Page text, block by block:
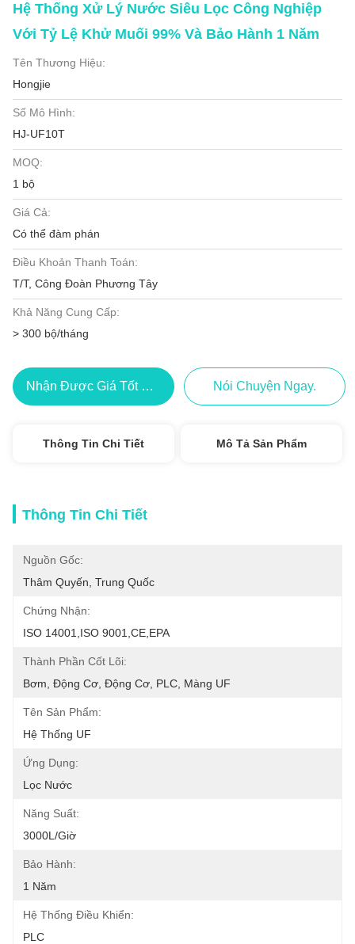
Hệ Thống Xử Lý Nước Siêu Lọc Công Nghiệp
Với Tỷ Lệ Khử Muối 99% Và Bảo Hành 1 Năm
Tên Thương Hiệu:
Hongjie
Số Mô Hình:
HJ-UF10T
MOQ:
1 bộ
Giá Cả:
Có thể đàm phán
Điều Khoản Thanh Toán:
T/T, Công Đoàn Phương Tây
Khả Năng Cung Cấp:
> 300 bộ/tháng
Nhận Được Giá Tốt Nhất Nói Chuyện Ngay.
Thông Tin Chi Tiết Mô Tả Sản Phẩm
Thông Tin Chi Tiết
Nguồn Gốc:
Thâm Quyến, Trung Quốc
Chứng Nhận:
ISO 14001,ISO 9001,CE,EPA
Thành Phần Cốt Lõi:
Bơm, Động Cơ, Động Cơ, PLC, Màng UF
Tên Sản Phẩm:
Hệ Thống UF
Ứng Dụng:
Lọc Nước
Năng Suất:
3000L/giờ
Bảo Hành:
1 Năm
Hệ Thống Điều Khiển:
PLC